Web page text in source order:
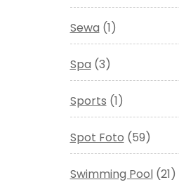
Sewa (1)
Spa (3)
Sports (1)
Spot Foto (59)
Swimming Pool(21)